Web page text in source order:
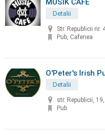
MUSIK CAFE
Detalii
Str. Republicii nr.
Pub, Cafenea
O'Peter's Irish
Detalii
str. Republicii,
Pub